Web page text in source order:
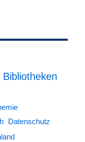
Bibliotheken
Datenschutz